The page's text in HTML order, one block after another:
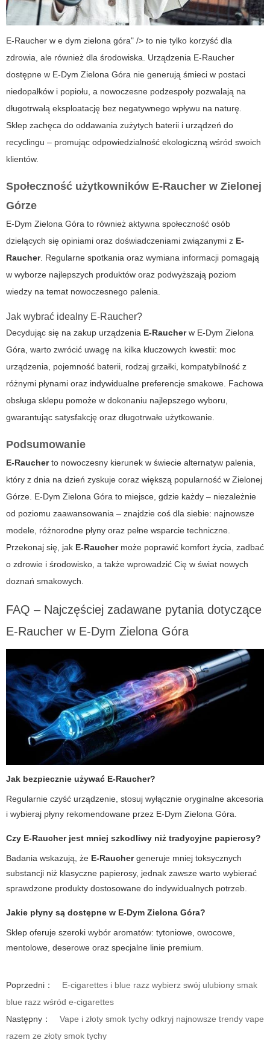
E-Raucher w e dym zielona góra" /> to nie tylko korzyść dla
zdrowia, ale również dla środowiska. Urządzenia E-Raucher
dostępne w E-Dym Zielona Góra nie generują śmieci w postaci
niedopałków i popiołu, a nowoczesne podzespoły pozwalają na
długotrwałą eksploatację bez negatywnego wpływu na naturę.
Sklep zachęca do oddawania zużytych baterii i urządzeń do
recyclingu – promując odpowiedzialność ekologiczną wśród swoich
klientów.
Społeczność użytkowników E-Raucher w Zielonej
Górze
E-Dym Zielona Góra to również aktywna społeczność osób
dzielących się opiniami oraz doświadczeniami związanymi z E-
Raucher. Regularne spotkania oraz wymiana informacji pomagają
w wyborze najlepszych produktów oraz podwyższają poziom
wiedzy na temat nowoczesnego palenia.
Jak wybrać idealny E-Raucher?
Decydując się na zakup urządzenia E-Raucherw E-Dym Zielona
Góra , warto zwrócić uwagę na kilka kluczowych kwestii: moc
urządzenia, pojemność baterii, rodzaj grzałki, kompatybilność z
różnymi płynami oraz indywidualne preferencje smakowe. Fachowa
obsługa sklepu pomoże w dokonaniu najlepszego wyboru,
gwarantując satysfakcję oraz długotrwałe użytkowanie.
Podsumowanie
E-Raucherto nowoczesny kierunek w świecie alternatyw palenia,
który z dnia na dzień zyskuje coraz większą popularność w Zielonej
Górze. E-Dym Zielona Góra to miejsce, gdzie każdy – niezależnie
od poziomu zaawansowania – znajdzie coś dla siebie: najnowsze
modele, różnorodne płyny oraz pełne wsparcie techniczne.
Przekonaj się, jak E-Rauchermoże poprawić komfort życia, zadbać
o zdrowie i środowisko, a także wprowadzić Cię w świat nowych
doznań smakowych.
FAQ – Najczęściej zadawane pytania dotyczące
E-Raucher w E-Dym Zielona Góra
Jak bezpiecznie używać E-Raucher?
Regularnie czyść urządzenie, stosuj wyłącznie oryginalne akcesoria
i wybieraj płyny rekomendowane przez E-Dym Zielona Góra
Czy E-Raucher jest mniej szkodliwy niż tradycyjne papierosy?
Badania wskazują, że E-Rauchergeneruje mniej toksycznych
substancji niż klasyczne papierosy, jednak zawsze warto wybierać
sprawdzone produkty dostosowane do indywidualnych potrzeb.
Jakie płyny są dostępne w E-Dym Zielona Góra?
Sklep oferuje szeroki wybór aromatów: tytoniowe, owocowe,
mentolowe, deserowe oraz specjalne linie premium.
Poprzedni：
E-cigarettes i blue razz wybierz swój ulubiony smak
blue razz wśród e-cigarettes
Następny：
Vape i złoty smok tychy odkryj najnowsze trendy vape
razem ze złoty smok tychy